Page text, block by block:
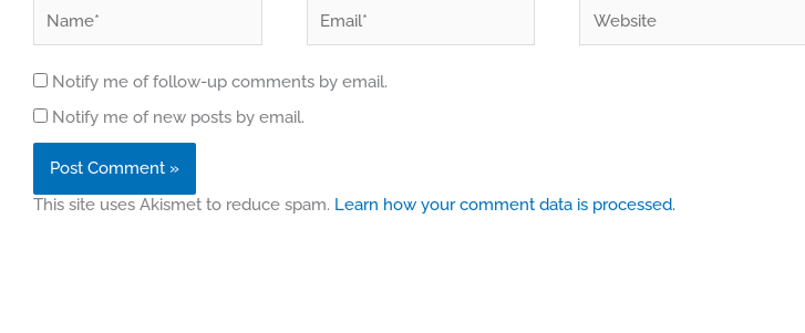
Notify me of follow-up comments by email.
Notify me of new posts by email.
This site uses Akismet to reduce spam. Learn how your comment data is processed.